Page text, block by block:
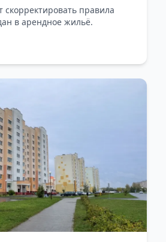
скорректировать правила
в арендное жильё.